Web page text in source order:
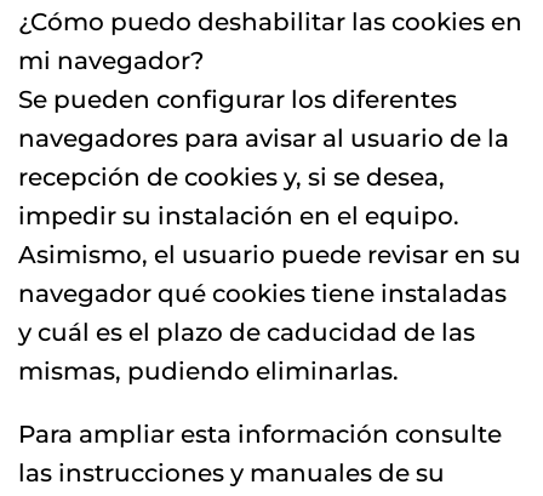
¿Cómo puedo deshabilitar las cookies en
mi navegador?
Se pueden configurar los diferentes
navegadores para avisar al usuario de la
recepción de cookies y, si se desea,
impedir su instalación en el equipo.
Asimismo, el usuario puede revisar en su
navegador qué cookies tiene instaladas
y cuál es el plazo de caducidad de las
mismas, pudiendo eliminarlas.
Para ampliar esta información consulte
las instrucciones y manuales de su